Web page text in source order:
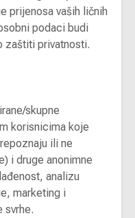
prijenosa vaših ličnih
podaci budi
zaštiti privatnosti.
skupne
korisnicima koje
ili ne
i druge anonimne
analizu
marketing i
svrhe.